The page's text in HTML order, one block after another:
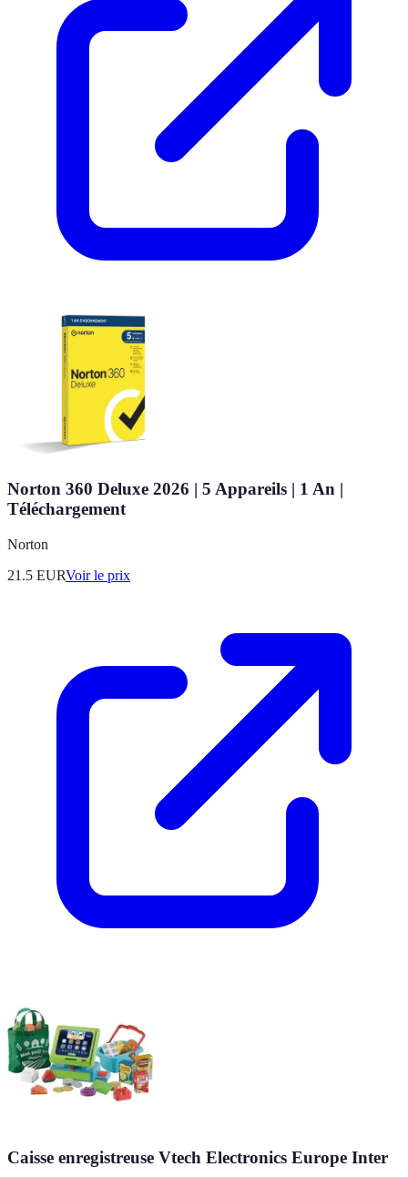
Norton 360 Deluxe 2026 | 5 Appareils | 1 An |
Téléchargement
Norton
21.5 EURVoir le prix
Caisse enregistreuse Vtech Electronics Europe Inter